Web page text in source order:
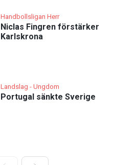
Handbollsligan Herr
Niclas Fingren förstärker
Karlskrona
Landslag - Ungdom
Portugal sänkte Sverige